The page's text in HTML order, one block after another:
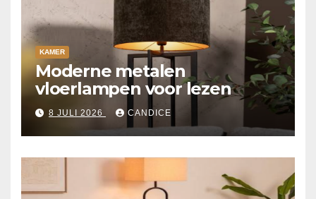
KAMER
Moderne metalen
vloerlampen voor lezen
8 JULI 2026 CANDICE